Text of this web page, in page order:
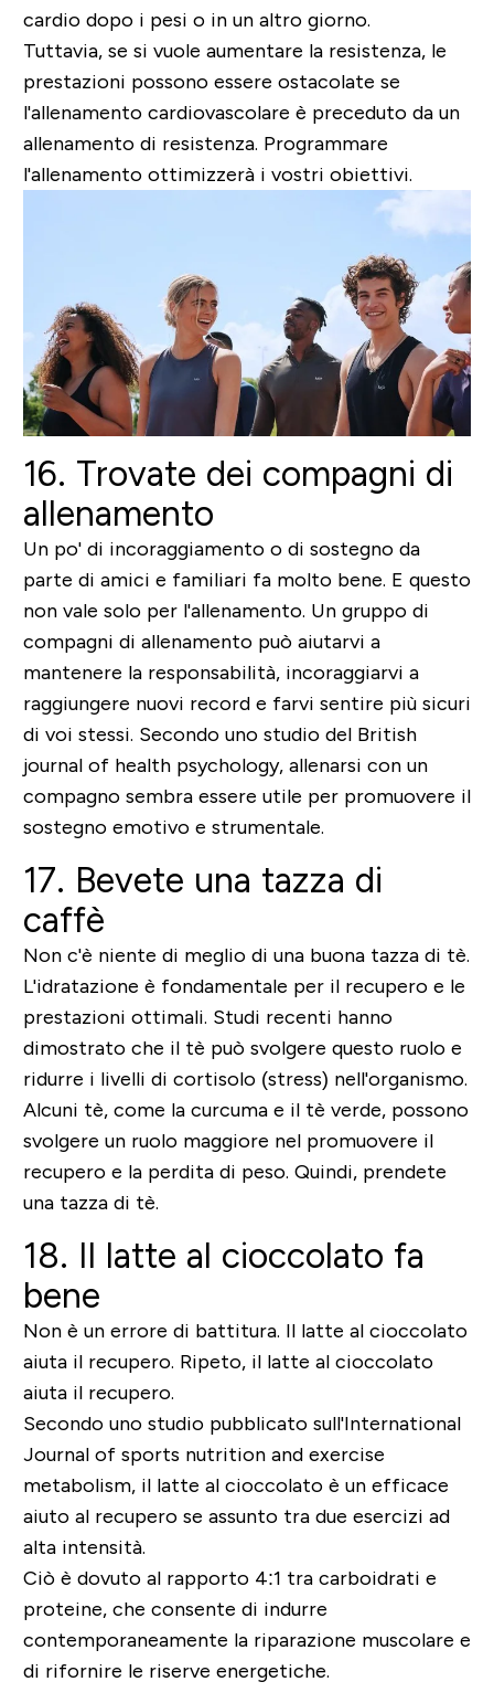
cardio dopo i pesi o in un altro giorno.
Tuttavia, se si vuole aumentare la resistenza, le
prestazioni possono essere ostacolate se
l'allenamento cardiovascolare è preceduto da un
allenamento di resistenza. Programmare
l'allenamento ottimizzerà i vostri obiettivi.
16. Trovate dei compagni di
allenamento
Un po' di incoraggiamento o di sostegno da
parte di amici e familiari fa molto bene. E questo
non vale solo per l'allenamento. Un gruppo di
compagni di allenamento può aiutarvi a
mantenere la responsabilità, incoraggiarvi a
raggiungere nuovi record e farvi sentire più sicuri
di voi stessi. Secondo uno studio del British
journal of health psychology, allenarsi con un
compagno sembra essere utile per promuovere il
sostegno emotivo e strumentale.
17. Bevete una tazza di
caffè
Non c'è niente di meglio di una buona tazza di tè.
L'idratazione è fondamentale per il recupero e le
prestazioni ottimali. Studi recenti hanno
dimostrato che il tè può svolgere questo ruolo e
ridurre i livelli di cortisolo (stress) nell'organismo.
Alcuni tè, come la curcuma e il tè verde, possono
svolgere un ruolo maggiore nel promuovere il
recupero e la perdita di peso. Quindi, prendete
una tazza di tè.
18. Il latte al cioccolato fa
bene
Non è un errore di battitura. Il latte al cioccolato
aiuta il recupero. Ripeto, il latte al cioccolato
aiuta il recupero.
Secondo uno studio pubblicato sull'International
Journal of sports nutrition and exercise
metabolism, il latte al cioccolato è un efficace
aiuto al recupero se assunto tra due esercizi ad
alta intensità.
Ciò è dovuto al rapporto 4:1 tra carboidrati e
proteine, che consente di indurre
contemporaneamente la riparazione muscolare e
di rifornire le riserve energetiche.